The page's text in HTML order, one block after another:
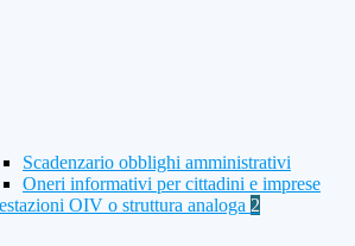
Scadenzario obblighi amministrativi
Oneri informativi per cittadini e imprese
OIV o struttura analoga 2